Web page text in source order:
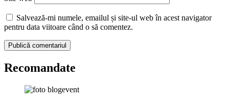
Salvează-mi numele, emailul și site-ul web în acest navigator
pentru data viitoare când o să comentez.
Recomandate